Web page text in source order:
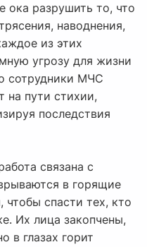
ока разрушить то, что
наводнения,
из этих
угрозу для жизни
сотрудники МЧС
на пути стихии,
последствия
связана с
в горящие
спасти тех, кто
Их лица закопчены,
в глазах горит